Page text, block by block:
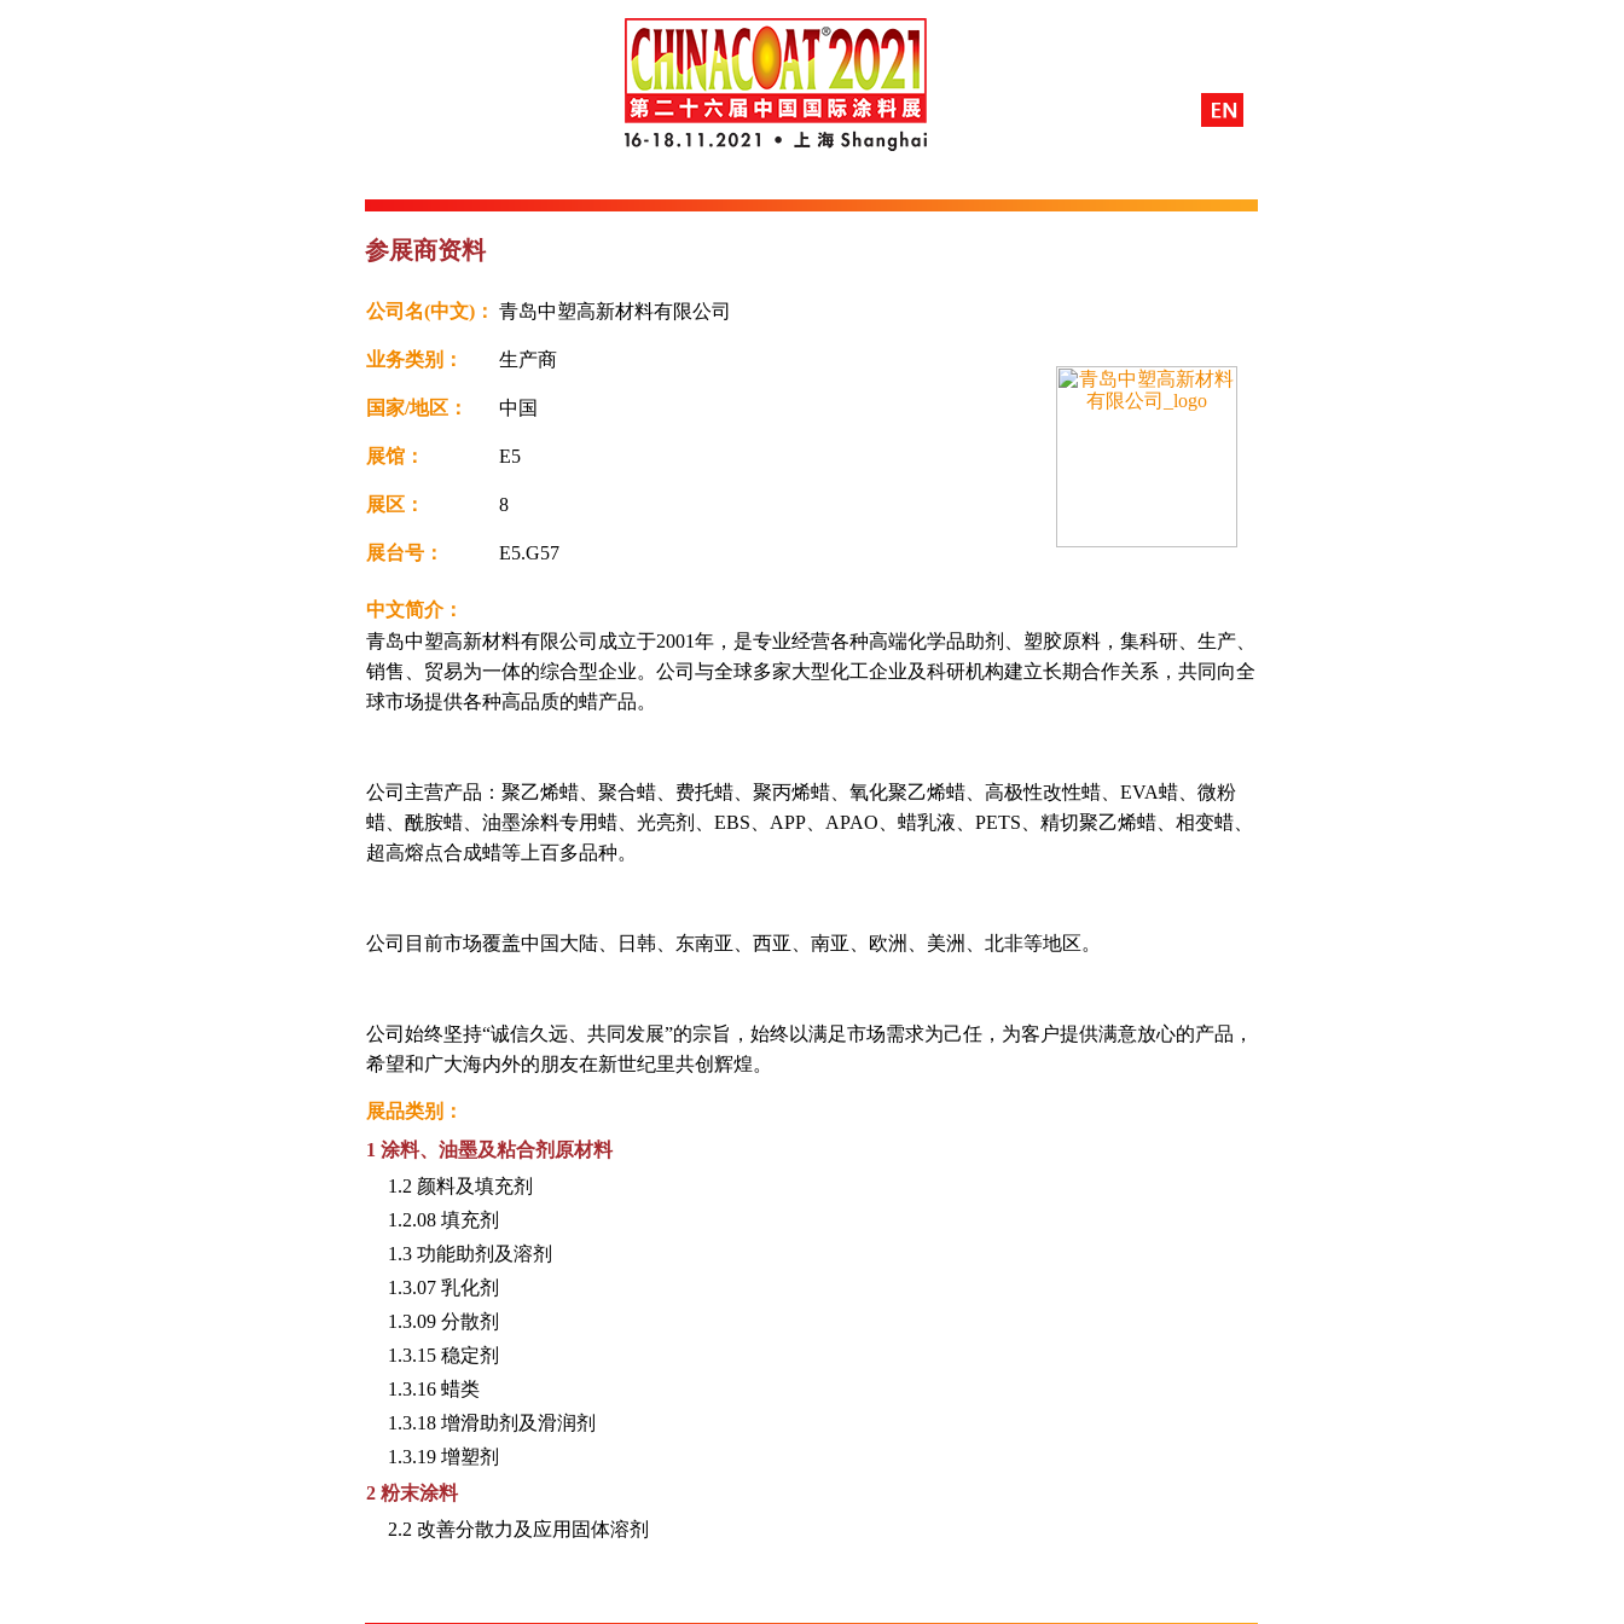
参展商资料
公司名(中文)： 青岛中塑高新材料有限公司
业务类别： 生产商
国家/地区： 中国
展馆： E5
展区： 8
展台号： E5.G57
中文简介：
青岛中塑高新材料有限公司成立于2001年，是专业经营各种高端化学品助剂、塑胶原料，集科研、生产、
销售、贸易为一体的综合型企业。公司与全球多家大型化工企业及科研机构建立长期合作关系，共同向全
球市场提供各种高品质的蜡产品。
公司主营产品：聚乙烯蜡、聚合蜡、费托蜡、聚丙烯蜡、氧化聚乙烯蜡、高极性改性蜡、EVA蜡、微粉
蜡、酰胺蜡、油墨涂料专用蜡、光亮剂、EBS、APP、APAO、蜡乳液、PETS、精切聚乙烯蜡、相变蜡、
超高熔点合成蜡等上百多品种。
公司目前市场覆盖中国大陆、日韩、东南亚、西亚、南亚、欧洲、美洲、北非等地区。
公司始终坚持“诚信久远、共同发展”的宗旨，始终以满足市场需求为己任，为客户提供满意放心的产品，
希望和广大海内外的朋友在新世纪里共创辉煌。
展品类别：
1 涂料、油墨及粘合剂原材料
1.2 颜料及填充剂
1.2.08 填充剂
1.3 功能助剂及溶剂
1.3.07 乳化剂
1.3.09 分散剂
1.3.15 稳定剂
1.3.16 蜡类
1.3.18 增滑助剂及滑润剂
1.3.19 增塑剂
2 粉末涂料
2.2 改善分散力及应用固体溶剂